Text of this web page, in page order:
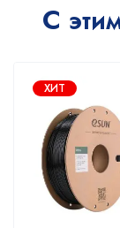
С
ХИТ